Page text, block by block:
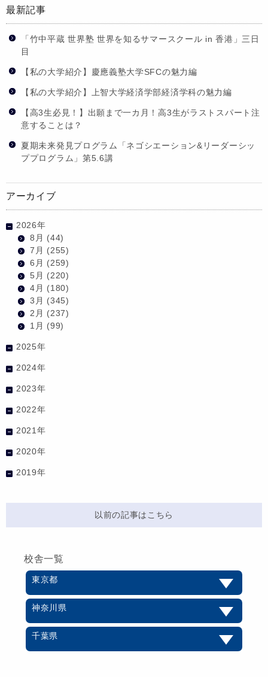
最新記事
「竹中平蔵 世界塾 世界を知るサマースクール in 香港」三日
目
【私の大学紹介】慶應義塾大学SFCの魅力編
【私の大学紹介】上智大学経済学部経済学科の魅力編
【高3生必見！】出願まで一カ月！高3生がラストスパート注
意することは？
夏期未来発見プログラム「ネゴシエーション&リーダーシッ
ププログラム」第5.6講
アーカイブ
2026年
8月 (44)
7月 (255)
6月 (259)
5月 (220)
4月 (180)
3月 (345)
2月 (237)
1月 (99)
2025年
2024年
2023年
2022年
2021年
2020年
2019年
以前の記事はこちら
校舎一覧
東京都
神奈川県
千葉県